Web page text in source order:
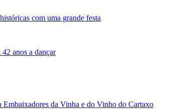
com uma grande festa
anos a dançar
Embaixadores da Vinha e do Vinho do Cartaxo